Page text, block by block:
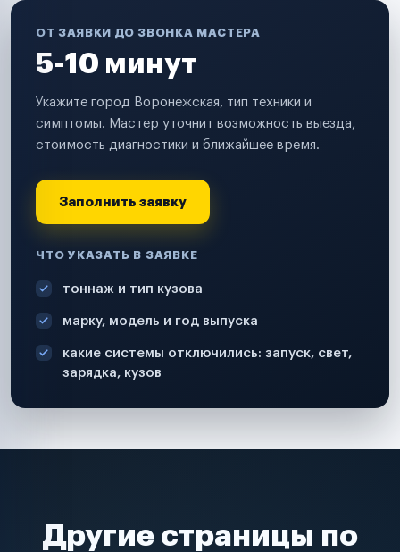
ОТ ЗАЯВКИ ДО ЗВОНКА МАСТЕРА
5-10 минут
Укажите город Воронежская, тип техники и
симптомы. Мастер уточнит возможность выезда,
стоимость диагностики и ближайшее время.
Заполнить заявку
ЧТО УКАЗАТЬ В ЗАЯВКЕ
тоннаж и тип кузова
марку, модель и год выпуска
какие системы отключились: запуск, свет,
зарядка, кузов
Другие страницы по